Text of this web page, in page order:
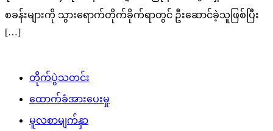
စခန်းများကို သွားရောက်တိုက်ခိုက်ရာတွင် ဦးဆောင်ခဲ့သူဖြစ်ပြီး
[…]
တိုက်ပွဲသတင်း
ထောက်ခံအားပေးမှု
မူလစာမျက်နှာ